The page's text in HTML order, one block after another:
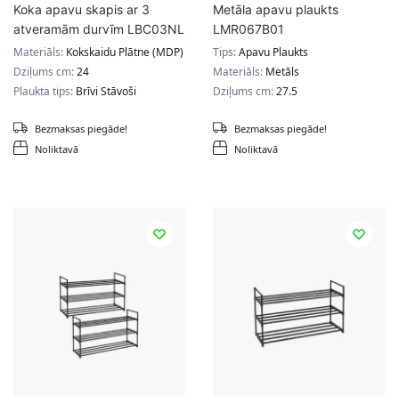
Koka apavu skapis ar 3
atveramām durvīm LBC03NL
Materiāls: Kokskaidu Plātne (MDP)
Dziļums cm:24
Plaukta tips: Brīvi Stāvoši
Noliktavā
Bezmaksas piegāde!
Metāla apavu plaukts
LMR067B01
Tips:Apavu Plaukts
Materiāls: Metāls
Dziļums cm:27.5
Noliktavā
Bezmaksas piegāde!